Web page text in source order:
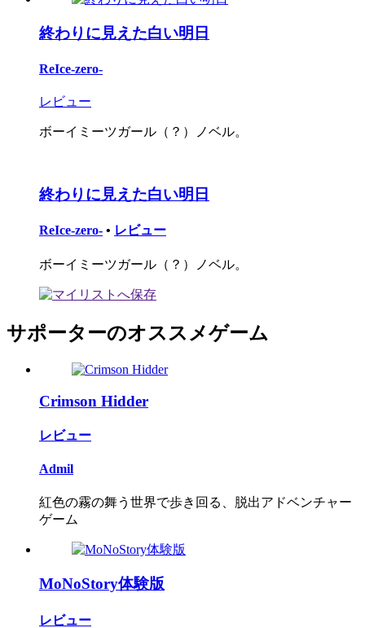
終わりに見えた白い明日
ReIce-zero-
レビュー
ボーイミーツガール（？）ノベル。
終わりに見えた白い明日
ReIce-zero- • レビュー
ボーイミーツガール（？）ノベル。
サポーターのオススメゲーム
Crimson Hidder
レビュー
Admil
紅色の霧の舞う世界で歩き回る、脱出アドベンチャー
ゲーム
MoNoStory体験版
レビュー